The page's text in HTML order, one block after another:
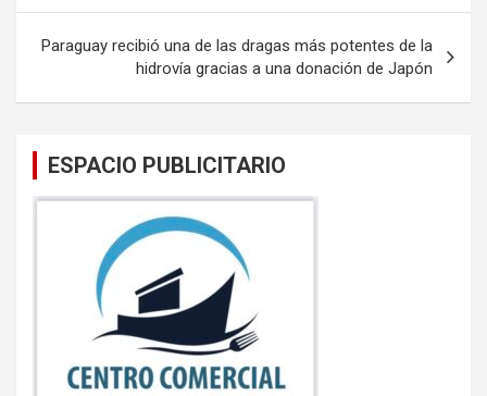
k
p
entradas
Paraguay recibió una de las dragas más potentes de la
hidrovía gracias a una donación de Japón
ESPACIO PUBLICITARIO